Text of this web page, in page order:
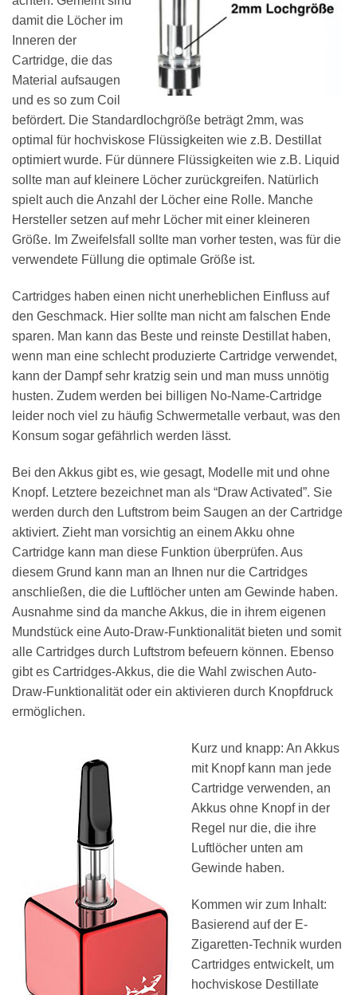
damit die Löcher im
Inneren der
Cartridge, die das
Material aufsaugen
und es so zum Coil
befördert. Die Standardlochgröße beträgt 2mm, was
optimal für hochviskose Flüssigkeiten wie z.B. Destillat
optimiert wurde. Für dünnere Flüssigkeiten wie z.B. Liquid
sollte man auf kleinere Löcher zurückgreifen. Natürlich
spielt auch die Anzahl der Löcher eine Rolle. Manche
Hersteller setzen auf mehr Löcher mit einer kleineren
Größe. Im Zweifelsfall sollte man vorher testen, was für die
verwendete Füllung die optimale Größe ist.
Cartridges haben einen nicht unerheblichen Einfluss auf
den Geschmack. Hier sollte man nicht am falschen Ende
sparen. Man kann das Beste und reinste Destillat haben,
wenn man eine schlecht produzierte Cartridge verwendet,
kann der Dampf sehr kratzig sein und man muss unnötig
husten. Zudem werden bei billigen No-Name-Cartridge
leider noch viel zu häufig Schwermetalle verbaut, was den
Konsum sogar gefährlich werden lässt.
Bei den Akkus gibt es, wie gesagt, Modelle mit und ohne
Knopf. Letztere bezeichnet man als “Draw Activated”. Sie
werden durch den Luftstrom beim Saugen an der Cartridge
aktiviert. Zieht man vorsichtig an einem Akku ohne
Cartridge kann man diese Funktion überprüfen. Aus
diesem Grund kann man an Ihnen nur die Cartridges
anschließen, die die Luftlöcher unten am Gewinde haben.
Ausnahme sind da manche Akkus, die in ihrem eigenen
Mundstück eine Auto-Draw-Funktionalität bieten und somit
alle Cartridges durch Luftstrom befeuern können. Ebenso
gibt es Cartridges-Akkus, die die Wahl zwischen Auto-
Draw-Funktionalität oder ein aktivieren durch Knopfdruck
ermöglichen.
Kurz und knapp: An Akkus
mit Knopf kann man jede
Cartridge verwenden, an
Akkus ohne Knopf in der
Regel nur die, die ihre
Luftlöcher unten am
Gewinde haben.
Kommen wir zum Inhalt:
Basierend auf der E-
Zigaretten-Technik wurden
Cartridges entwickelt, um
hochviskose Destillate